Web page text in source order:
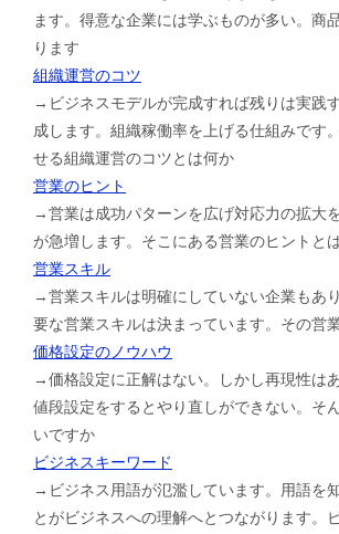
ます。得意な企業には学ぶものが多い。商
ります
組織運営のコツ
→ビジネスモデルが完成すれば残りは実践
成します。組織稼働率を上げる仕組みです
せる組織運営のコツとは何か
営業のヒント
→営業は成功パターンを広げ対応力の拡大
が急増します。そこにある営業のヒントと
営業スキル
→営業スキルは明確にしていない企業もあ
要な営業スキルは決まっています。その営
価格設定のノウハウ
→価格設定に正解はない。しかし再現性は
値段設定をするとやり直しができない。そ
いですか
ビジネスキーワード
→ビジネス用語が氾濫しています。用語を
とがビジネスへの理解へとつながります。